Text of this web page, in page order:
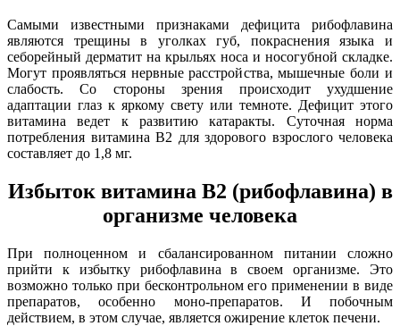
Самыми известными признаками дефицита рибофлавина
являются трещины в уголках губ, покраснения языка и
себорейный дерматит на крыльях носа и носогубной складке.
Могут проявляться нервные расстройства, мышечные боли и
слабость. Со стороны зрения происходит ухудшение
адаптации глаз к яркому свету или темноте. Дефицит этого
витамина ведет к развитию катаракты. Суточная норма
потребления витамина В2 для здорового взрослого человека
составляет до 1,8 мг.
Избыток витамина В2 (рибофлавина) в
организме человека
При полноценном и сбалансированном питании сложно
прийти к избытку рибофлавина в своем организме. Это
возможно только при бесконтрольном его применении в виде
препаратов, особенно моно-препаратов. И побочным
действием, в этом случае, является ожирение клеток печени.